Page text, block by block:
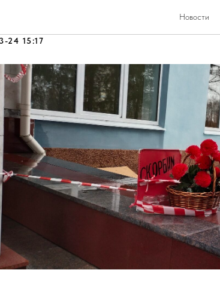
Новости
24 15:17